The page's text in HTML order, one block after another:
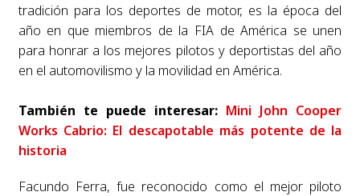
tradición para los deportes de motor, es la época del
año en que miembros de la FIA de América se unen
para honrar a los mejores pilotos y deportistas del año
en el automovilismo y la movilidad en América.
También te puede interesar: Mini John Cooper
Works Cabrio: El descapotable más potente de la
historia
Facundo Ferra, fue reconocido como el mejor piloto